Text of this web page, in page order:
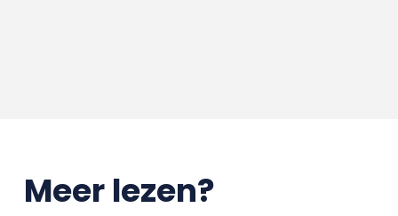
Meer lezen?